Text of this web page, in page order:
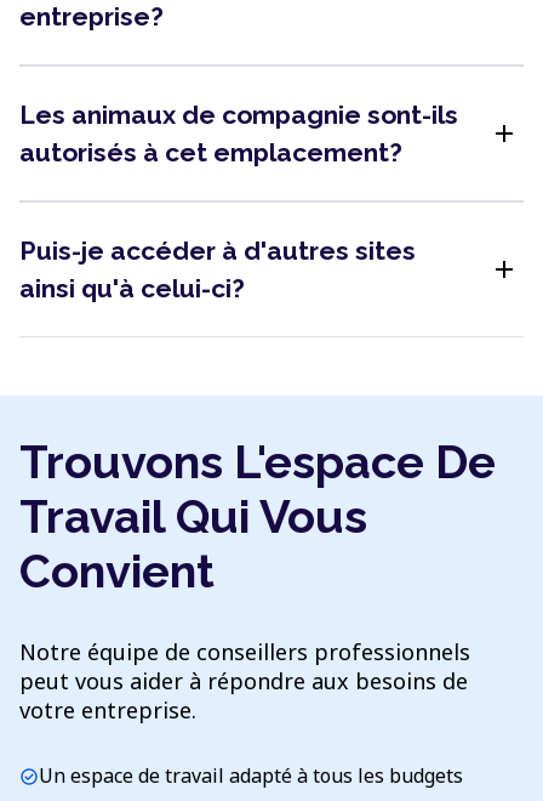
entreprise?
Les animaux de compagnie sont-ils
autorisés à cet emplacement?
add
Puis-je accéder à d'autres sites
ainsi qu'à celui-ci?
add
Trouvons L'espace De
Travail Qui Vous
Convient
Notre équipe de conseillers professionnels
peut vous aider à répondre aux besoins de
votre entreprise.
check_circleUn espace de travail adapté à tous les budgets